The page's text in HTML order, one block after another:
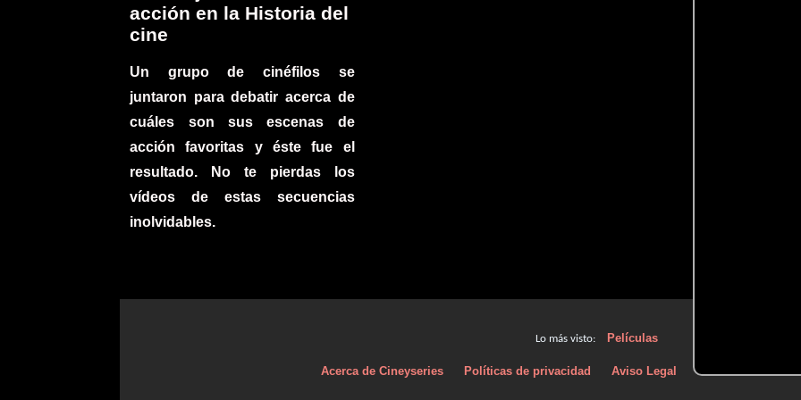
acción en la Historia del
cine
Un grupo de cinéfilos se
juntaron para debatir acerca de
cuáles son sus escenas de
acción favoritas y éste fue el
resultado. No te pierdas los
vídeos de estas secuencias
inolvidables.
Lo más visto: Películas
Acerca de Cineyseries Políticas de privacidad Aviso Legal Políticas de